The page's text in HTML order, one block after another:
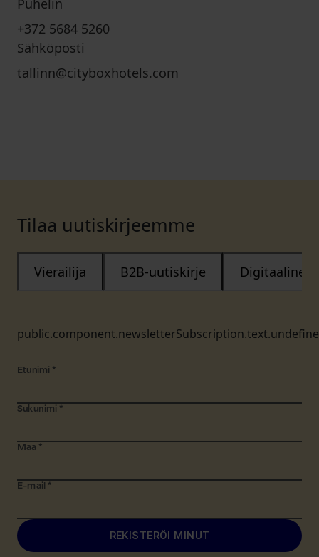
Puhelin
+372 5684 5260
Sähköposti
tallinn@cityboxhotels.com
Tilaa uutiskirjeemme
Vierailija B2B-uutiskirje Digitaalinen
Etunimi *
Sukunimi *
Maa *
E-mail *
REKISTERÖI MINUT